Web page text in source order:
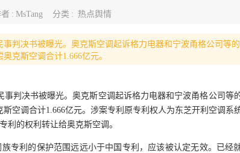
: MsTang 分类 : 热点舆情
判决书被曝光。奥克斯空调起诉格力电器和宁波甬格公司等
克斯空调合计1.666亿元。
事判决书被曝光。奥克斯空调起诉格力电器和宁波甬格公司等
空调合计1.666亿元。涉案专利原专利权人为东芝开利空调系
利的权利转让给奥克斯空调。
专利的保护范围远远小于中国专利，应该被认定无效。已经